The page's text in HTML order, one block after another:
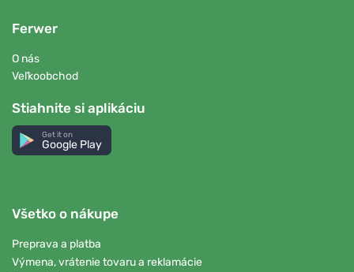
Ferwer
O nás
Veľkoobchod
Stiahnite si aplikáciu
Get it on
Google Play
Všetko o nákupe
Preprava a platba
Výmena, vrátenie tovaru a reklamácie